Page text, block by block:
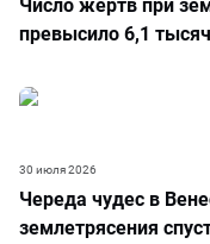
Число жертв при
превысило 6,1
Череда чудес в
землетрясения
30 июля 2026